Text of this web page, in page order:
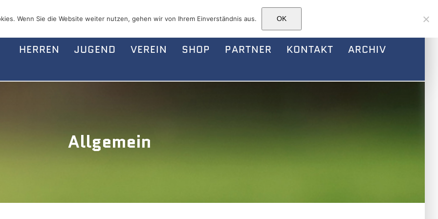
HERREN JUGEND VEREIN SHOP PARTNER KONTAKT ARCHIV
Allgemein
Wenn Sie die Website weiter nutzen, gehen wir von Ihrem Einverständnis aus. OK